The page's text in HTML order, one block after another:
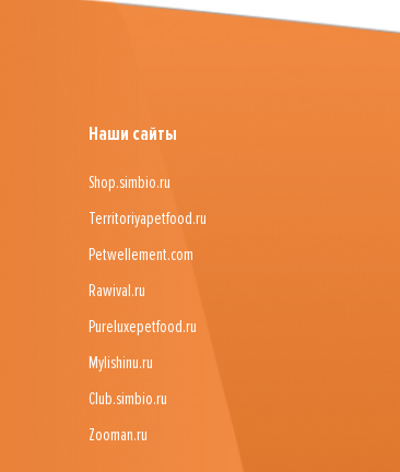
Наши сайты
Shop.simbio.ru
Territoriyapetfood.ru
Petwellement.com
Rawival.ru
Pureluxepetfood.ru
Mylishinu.ru
Club.simbio.ru
Zooman.ru